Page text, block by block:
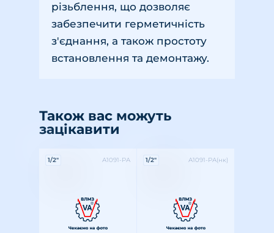
різьблення, що дозволяє
забезпечити герметичність
з'єднання, а також простоту
встановлення та демонтажу.
Також вас можуть
зацікавити
1/2" А1091-РА
Характеристики: 1/2" А1091-РА(нк)
Характеристики: